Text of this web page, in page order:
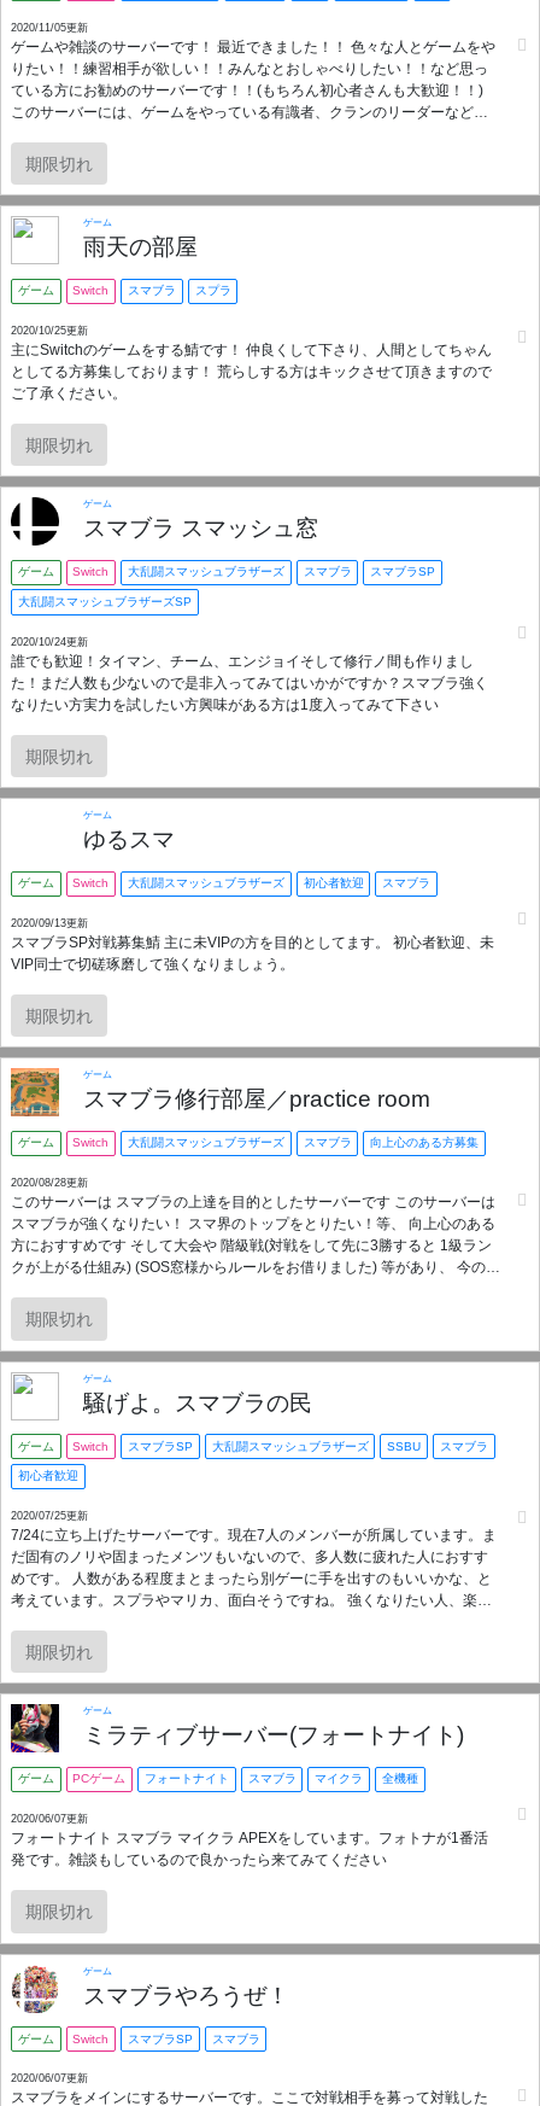
2020/11/05更新
ゲームや雑談のサーバーです！ 最近できました！！ 色々な人とゲームをや
りたい！！練習相手が欲しい！！みんなとおしゃべりしたい！！など思っ
ている方にお勧めのサーバーです！！(もちろん初心者さんも大歓迎！！)
このサーバーには、ゲームをやっている有識者、クランのリーダーなどお
マブラ、さらに絵師さんなどもいます。 この、コミュニティを是非使って
いただけないでしょうか？ よろしくお願いします。 ≪Mr.ゼド≫
期限切れ
ゲーム
雨天の部屋
ゲーム Switch スマブラ スプラ
2020/10/25更新
主にSwitchのゲームをする鯖です！ 仲良くして下さり、人間としてちゃん
としてる方募集しております！ 荒らしする方はキックさせて頂きますので
ご了承ください。
期限切れ
ゲーム
スマブラ スマッシュ窓
ゲーム Switch 大乱闘スマッシュブラザーズ スマブラ スマブラSP
大乱闘スマッシュブラザーズSP
2020/10/24更新
誰でも歓迎！タイマン、チーム、エンジョイそして修行ノ間も作りまし
た！まだ人数も少ないので是非入ってみてはいかがですか？スマブラ強く
なりたい方実力を試したい方興味がある方は1度入ってみて下さい
期限切れ
ゲーム
ゆるスマ
ゲーム Switch 大乱闘スマッシュブラザーズ 初心者歓迎 スマブラ
2020/09/13更新
スマブラSP対戦募集鯖 主に未VIPの方を目的としてます。 初心者歓迎、未
VIP同士で切磋琢磨して強くなりましょう。
期限切れ
ゲーム
スマブラ修行部屋／practice room
ゲーム Switch 大乱闘スマッシュブラザーズ スマブラ 向上心のある方募集
2020/08/28更新
このサーバーは スマブラの上達を目的としたサーバーです このサーバーは
スマブラが強くなりたい！ スマ界のトップをとりたい！等、 向上心のある
方におすすめです そして大会や 階級戦(対戦をして先に3勝すると 1級ラン
クが上がる仕組み) (SOS窓様からルールをお借りました) 等があり、 今の自
期限切れ
ゲーム
騒げよ。スマブラの民
ゲーム Switch スマブラSP 大乱闘スマッシュブラザーズ SSBU スマブラ
初心者歓迎
2020/07/25更新
7/24に立ち上げたサーバーです。現在7人のメンバーが所属しています。ま
だ固有のノリや固まったメンツもいないので、多人数に疲れた人におすす
めです。 人数がある程度まとまったら別ゲーに手を出すのもいいかな、と
考えています。スプラやマリカ、面白そうですね。 強くなりたい人、楽し
しめるサーバーを目指しています。
期限切れ
ゲーム
ミラティブサーバー(フォートナイト)
ゲーム PCゲーム フォートナイト スマブラ マイクラ 全機種
2020/06/07更新
フォートナイト スマブラ マイクラ APEXをしています。フォトナが1番活
発です。雑談もしているので良かったら来てみてください
期限切れ
ゲーム
スマブラやろうぜ！
ゲーム Switch スマブラSP スマブラ
2020/06/07更新
スマブラをメインにするサーバーです。ここで対戦相手を募って対戦した